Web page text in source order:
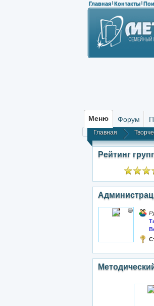
Главная | Контакты |
Меню Форум
Главная
Рейтинг